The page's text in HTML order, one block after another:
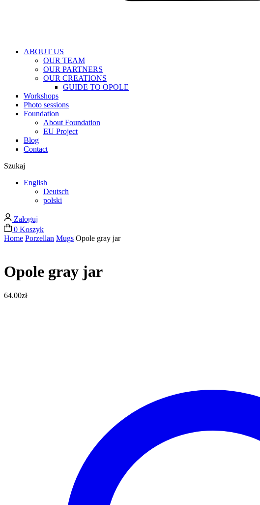
ABOUT US
OUR TEAM
OUR PARTNERS
OUR CREATIONS
GUIDE TO OPOLE
Workshops
Photo sessions
Foundation
About Foundation
EU Project
Blog
Contact
Szukaj
English
Deutsch
polski
Zaloguj
0 Koszyk
Home Porzellan Mugs Opole gray jar
Opole gray jar
64.00zł